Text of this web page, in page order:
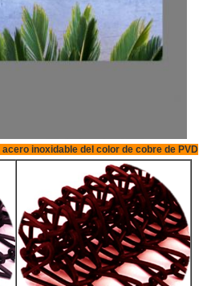
inoxidable del color de cobre de PVD